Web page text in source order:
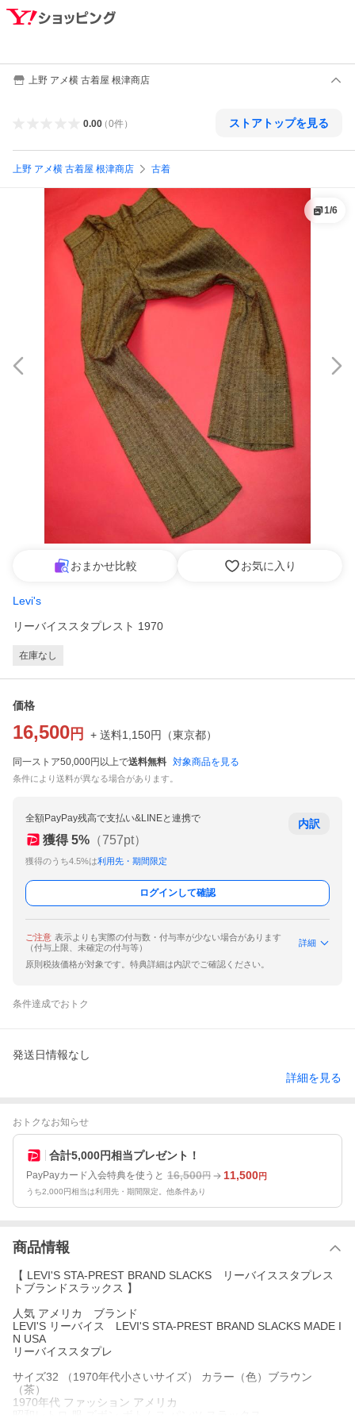
上野 アメ横 古着屋 根津商店
0.00（0件） ストアトップを見る
上野 アメ横 古着屋 根津商店 古着
1/6
おまかせ比較 お気に入り
Levi's
リーバイススタプレスト 1970
在庫なし
価格
16,500 円 + 送料1,150円 （東京都）
同一ストア50,000円以上で送料無料 対象商品を見る
条件により送料が異なる場合があります。
全額PayPay残高で支払い&LINEと連携で
獲得 5% （757pt）
獲得のうち4.5%は利用先・期間限定
内訳
ログインして確認
ご注意 表示よりも実際の付与数・付与率が少ない場合があります
（付与上限、未確定の付与等）
詳細
原則税抜価格が対象です。特典詳細は内訳でご確認ください。
条件達成でおトク
発送日情報なし
詳細を見る
おトクなお知らせ
合計5,000円相当プレゼント！
PayPayカード入会特典を使うと 16,500円 11,500円
うち2,000円相当は利用先・期間限定。他条件あり
商品情報
【 LEVI'S STA-PREST BRAND SLACKS リーバイススタプレス
トブランドスラックス 】
人気 アメリカ ブランド
LEVI'S リーバイス LEVI'S STA-PREST BRAND SLACKS MADE I
N USA
リーバイススタプレ
サイズ32 （1970年代小さいサイズ） カラー（色）ブラウン
（茶）
1970年代 ファッション アメリカ